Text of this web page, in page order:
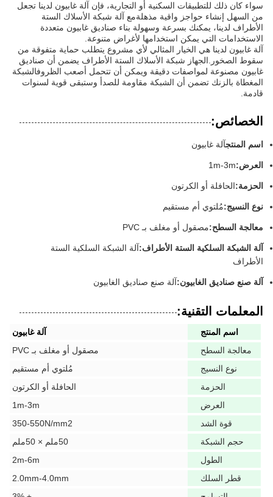
سواء كان ذلك للتطبيقات السكنية أو التجارية، فإن آلة غابيون لدينا تجعل
من السهل إنشاء حواجز واقية مذهلةمع آلة شبكة الأسلاك الستة
الأطراف لدينا، يمكنك بسرعة وسهولة بناء صناديق غابيون متعددة
الاستخدامات التي يمكن استخدامها لأغراض متنوعة.
آلة غابيون لدينا هي الخيار المثالي لأي مشروع يتطلب حماية متفوقة من
سقوط الصخور.الجهاز شبكة الأسلاك الستة الأطراف يضمن أن صناديق
غابيون مصنوعة لمواصفات دقيقة ويمكن أن تتحمل أصعب الظروفالشبكة
المغطاة بالزنك تضمن أن الشبكة مقاومة للصدأ وستبقى قوية لسنوات
قادمة.
الخصائص:
اسم المنتجآلة غابيون
العرض:1m-3m
الحزمة:الحافلة أو الكرتون
نوع النسيج:مُلتوي أم مستقيم
معالجة السطح:مصقول أو مغلف بـ PVC
آلة الشبكة السلكية الستة الأطراف:آلة الشبكة السلكية الستة
الأطراف
آلة صنع صناديق الغابيون:آلة صنع صناديق الغابيون
المعلمات التقنية:
اسم المنتج
آلة غابيون
معالجة السطح
مصقول أو مغلف بـ PVC
نوع النسيج
مُلتوي أم مستقيم
الحزمة
الحافلة أو الكرتون
العرض
1m-3m
قوة الشد
350-550N/mm2
حجم الشبكة
50ملم × 50ملم
الطول
2m-6m
قطر السلك
2.0mm-4.0mm